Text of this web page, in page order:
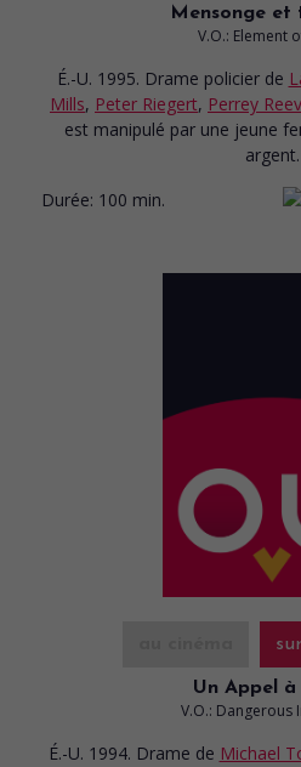
Mensonge et
V.O.: Element
É.-U. 1995. Drame policier de
Mills, Peter Riegert, Perrey
est manipulé par une jeune
argent.
Durée: 100 min.
Un Appel
V.O.: Dangerous
É.-U. 1994. Drame de Michael